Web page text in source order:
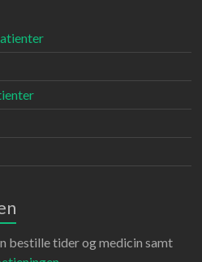
bestille tider og medicin samt